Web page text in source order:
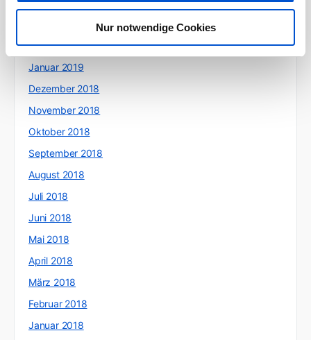
Nur notwendige Cookies
April 2019
Februar 2019
Januar 2019
Dezember 2018
November 2018
Oktober 2018
September 2018
August 2018
Juli 2018
Juni 2018
Mai 2018
April 2018
März 2018
Februar 2018
Januar 2018